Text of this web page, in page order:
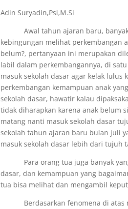
Adin Suryadin,Psi,M.Si
Awal tahun ajaran baru, banyak
kebingungan melihat perkembangan
belum?, pertanyaan ini merupakan
labil dalam perkembangannya, di
masuk sekolah dasar agar kelak
perkembangan kemampuan anak
sekolah dasar, hawatir kalau
tidak diharapkan karena anak belum
matang nanti masuk sekolah dasar
sekolah tahun ajaran baru bulan juli
masuk sekolah dasar lebih dari tujuh
Para orang tua juga banyak yang
dasar, dan kemampuan yang
tua bisa melihat dan mengambil
Berdasarkan fenomena di atas